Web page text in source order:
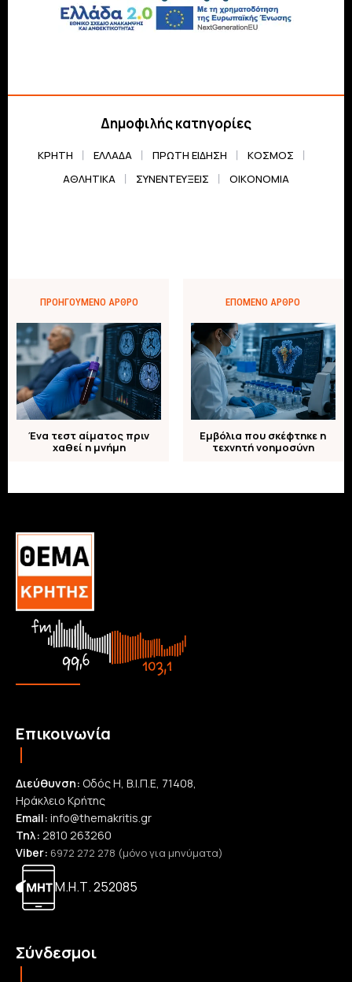
Δημοφιλής κατηγορίες
ΚΡΗΤΗ ΕΛΛΆΔΑ ΠΡΏΤΗ ΕΊΔΗΣΗ
ΚΌΣΜΟΣ
ΑΘΛΗΤΙΚΆ
ΣΥΝΕΝΤΕΎΞΕΙΣ ΟΙΚΟΝΟΜΊΑ
ΠΡΟΗΓΟΎΜΕΝΟ ΆΡΘΡΟ
Ένα τεστ αίματος πριν
χαθεί η μνήμη
ΕΠΌΜΕΝΟ ΆΡΘΡΟ
Εμβόλια που σκέφτηκε η
τεχνητή νοημοσύνη
Επικοινωνία
Διεύθυνση: Οδός Η, Β.Ι.Π.Ε, 71408,
Ηράκλειο Κρήτης
Email: info@themakritis.gr
Τηλ: 2810 263260
Viber: 6972 272 278 (μόνο για μηνύματα)
Μ.Η.Τ. 252085
Σύνδεσμοι